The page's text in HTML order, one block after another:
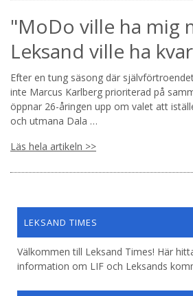
"MoDo ville ha mig
Leksand ville ha
Efter en tung säsong där
inte Marcus Karlberg prioriterad på
öppnar 26-åringen upp om valet att
och utmana Dala …
Läs hela artikeln >>
LEKSAND TIMES
Välkommen till Leksand Times! Här
information om LIF och Leksands